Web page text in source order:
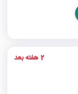
2 هفته بعد